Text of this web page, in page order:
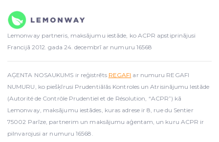
Lemonway partneris, maksājumu iestāde, ko ACPR apstiprinājusi
Francijā 2012. gada 24. decembrī ar numuru 16568
AĢENTA NOSAUKUMS ir reģistrēts REGAFI ar numuru REGAFI
NUMURU, ko piešķīrusi Prudentiālās Kontroles un Atrisinājumu Iestāde
(Autorité de Contrôle Prudentiel et de Résolution, “ACPR”) kā
Lemonway, maksājumu iestādes, kuras adrese ir 8, rue du Sentier
75002 Parīze, partnerim un maksājumu aģentam, un kuru ACPR ir
pilnvarojusi ar numuru 16568.